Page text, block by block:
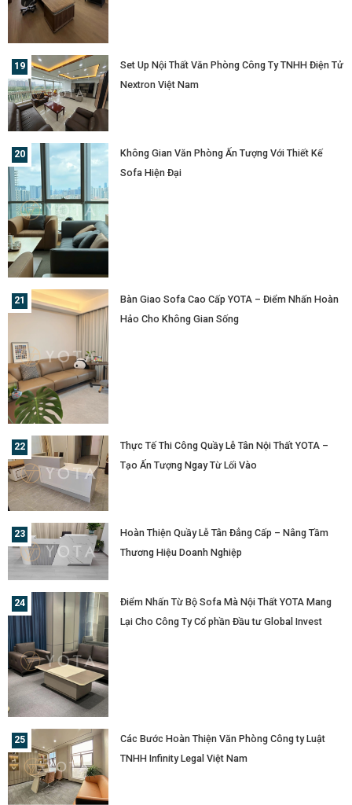
Set Up Nội Thất Văn Phòng Công Ty TNHH Điện Tử
Nextron Việt Nam
Không Gian Văn Phòng Ấn Tượng Với Thiết Kế
Sofa Hiện Đại
Bàn Giao Sofa Cao Cấp YOTA – Điểm Nhấn Hoàn
Hảo Cho Không Gian Sống
Thực Tế Thi Công Quầy Lễ Tân Nội Thất YOTA –
Tạo Ấn Tượng Ngay Từ Lối Vào
Hoàn Thiện Quầy Lễ Tân Đẳng Cấp – Nâng Tầm
Thương Hiệu Doanh Nghiệp
Điểm Nhấn Từ Bộ Sofa Mà Nội Thất YOTA Mang
Lại Cho Công Ty Cổ phần Đầu tư Global Invest
Các Bước Hoàn Thiện Văn Phòng Công ty Luật
TNHH Infinity Legal Việt Nam